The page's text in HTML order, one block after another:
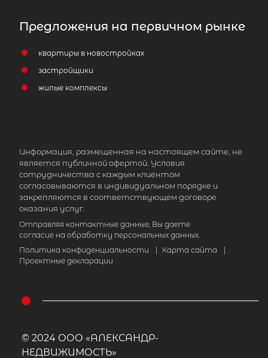
Предложения на первичном рынке
квартиры в новостройках
застройщики
жилые комплексы
Информация, размещенная на настоящем сайте, не
является публичной офертой. Условия
сотрудничества с каждым клиентом
согласовываются в индивидуальном порядке и
закрепляются в соответствующем договоре
оказания услуг.
Отправляя контактные данные, Вы даете
согласие на обработку персональных данных.
Политика конфиденциальности
| Карта сайта
|
Проектные декларации
© 2024 ООО «АЛЕКСАНДР-
НЕДВИЖИМОСТЬ»